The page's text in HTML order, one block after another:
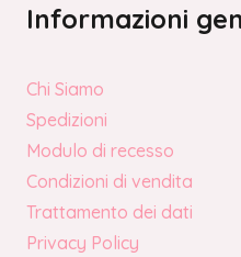
Informazioni
Chi Siamo
Spedizioni
Modulo di recesso
Condizioni di vendita
Trattamento dei dati
Privacy Policy